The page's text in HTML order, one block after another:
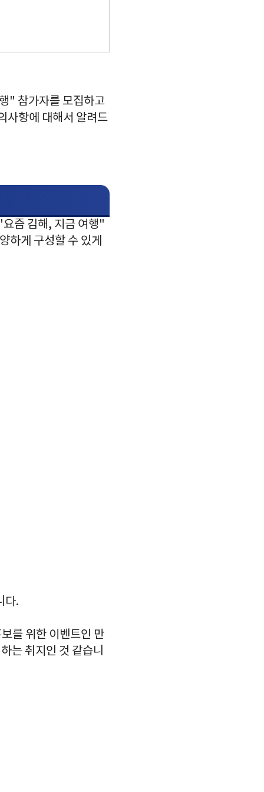
" 참가자를 모집하고
사항에 대해서 알려드
즘 김해, 지금 여행"
하게 구성할 수 있게
다.
를 위한 이벤트인 만
는 취지인 것 같습니